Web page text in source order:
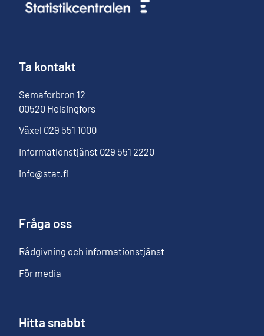
Ta kontakt
Semaforbron 12
00520 Helsingfors
Växel 029 551 1000
Informationstjänst 029 551 2220
info@stat.fi
Fråga oss
Rådgivning och informationstjänst
För media
Hitta snabbt